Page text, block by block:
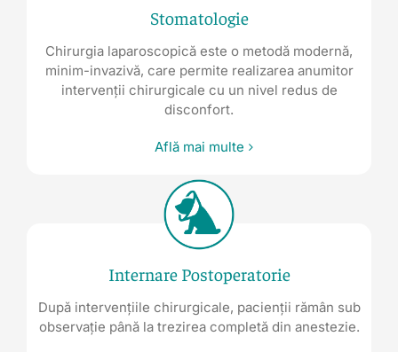
Stomatologie
Chirurgia laparoscopică este o metodă modernă,
minim-invazivă, care permite realizarea anumitor
intervenții chirurgicale cu un nivel redus de
disconfort.
Află mai multe
Internare Postoperatorie
După intervențiile chirurgicale, pacienții rămân sub
observație până la trezirea completă din anestezie.